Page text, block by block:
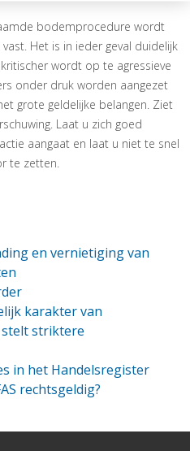
bodemprocedure wordt
Het is in ieder geval duidelijk
wordt op te agressieve
onder druk worden aangezet
grote geldelijke belangen. Ziet
Laat u zich goed
aangaat en laat u niet te snel
te zetten.
en vernietiging van
karakter van
stelt striktere
in het Handelsregister
rechtsgeldig?